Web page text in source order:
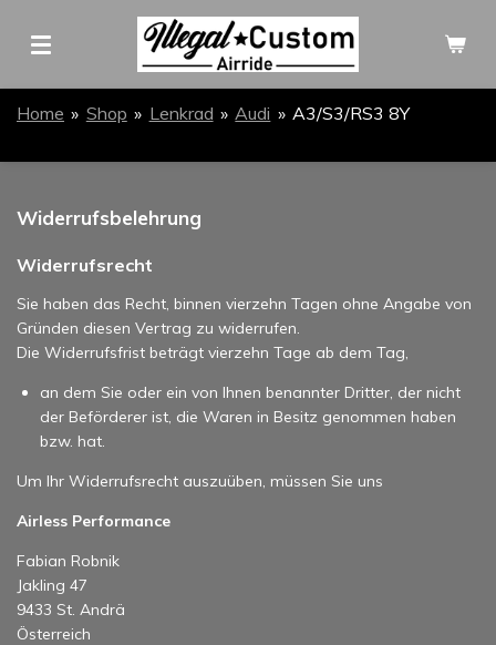
Hauptinhalt
Home » Shop » Lenkrad » Audi » A3/S3/RS3 8Y
Widerrufsbelehrung
Widerrufsrecht
Sie haben das Recht, binnen vierzehn Tagen ohne Angabe von
Gründen diesen Vertrag zu widerrufen.
Die Widerrufsfrist beträgt vierzehn Tage ab dem Tag,
an dem Sie oder ein von Ihnen benannter Dritter, der nicht
der Beförderer ist, die Waren in Besitz genommen haben
bzw. hat.
Um Ihr Widerrufsrecht auszuüben, müssen Sie uns
Airless Performance
Fabian Robnik
Jakling 47
9433 St. Andrä
Österreich